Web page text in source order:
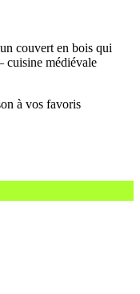
couvert en bois qui
cuisine médiévale